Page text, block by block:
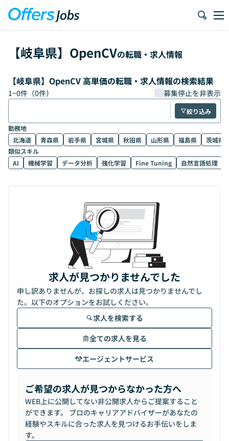
【岐阜県】 OpenCVの転職・求人情報
【岐阜県】OpenCV 高単価の転職・求人情報の検索結果
1~0件（0件） 募集停止を非表示
絞り込み
勤務地
北海道
青森県 岩手県 宮城県 秋田県 山形県 福島県
茨城県
類似スキル
AI
機械学習 データ分析 強化学習 Fine Tuning 自然言語処理
求人が見つかりませんでした
申し訳ありませんが、お探しの求人は見つかりませんでし
た。以下のオプションをお試しください。
求人を検索する
全ての求人を見る
エージェントサービス
ご希望の求人が見つからなかった方へ
WEB上に公開してない非公開求人からご提案すること
ができます。 プロのキャリアアドバイザーがあなたの
経験やスキルに合った求人を見つけるお手伝いをしま
す。